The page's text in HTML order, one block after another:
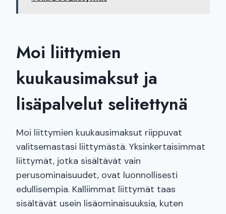
Moi liittymien
kuukausimaksut ja
lisäpalvelut selitettynä
Moi liittymien kuukausimaksut riippuvat
valitsemastasi liittymästä. Yksinkertaisimmat
liittymät, jotka sisältävät vain
perusominaisuudet, ovat luonnollisesti
edullisempia. Kalliimmat liittymät taas
sisältävät usein lisäominaisuuksia, kuten